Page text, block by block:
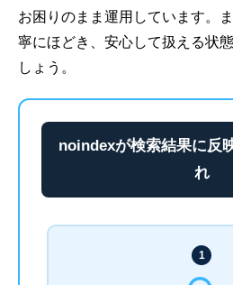
お困りのまま運用しています。
寧にほどき、安心して扱える状
しょう。
noindexが検索結果に反
れ
1